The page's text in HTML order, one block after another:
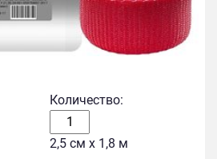
Количество:
2,5 см х 1,8 м